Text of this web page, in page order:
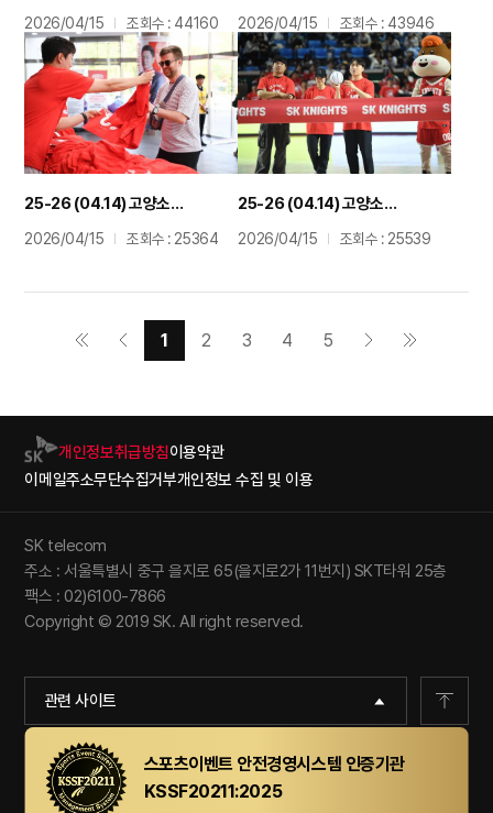
2026/04/15 조회수 : 44160 2026/04/15 조회수 : 43946
25-26 (04.14) 고양소노 플레이오프 SK 응원 티셔츠 배포
2026/04/15 조회수 : 25364
25-26 (04.14) 고양소노 플레이오프 SK 하프타임 팬 슛 이벤트
2026/04/15 조회수 : 25539
1 2 3 4 5
개인정보취급방침이용약관
이메일주소무단수집거부개인정보 수집 및 이용
관련 사이트
SK telecom
주소 : 서울특별시 중구 을지로 65(을지로2가 11번지) SKT타워 25층
팩스 : 02)6100-7866
Copyright © 2019 SK. All right reserved.
스포츠이벤트 안전경영시스템 인증기관
KSSF20211:2025